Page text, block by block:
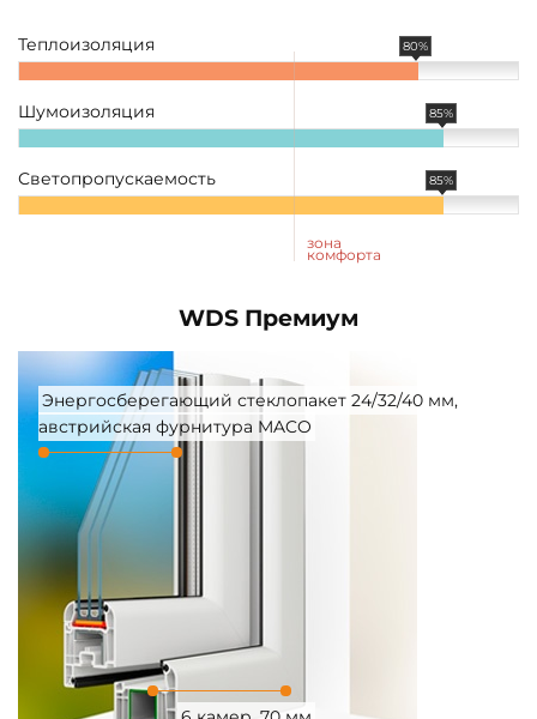
зона
комфорта
Теплоизоляция 80%
Шумоизоляция 85%
Светопропускаемость 85%
WDS Премиум
Энергосберегающий стеклопакет 24/32/40 мм,
австрийская фурнитура MACO